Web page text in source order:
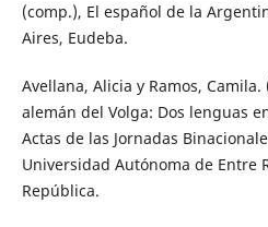
(comp.), El español de la
Aires, Eudeba.
Avellana, Alicia y Ramos,
alemán del Volga: Dos lenguas
Actas de las Jornadas
Universidad Autónoma de Entre
República.